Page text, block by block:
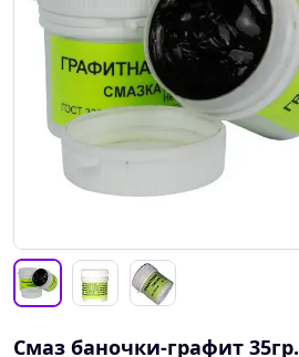
Смаз баночки-графит 35гр.